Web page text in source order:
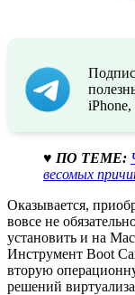
♥ ПО ТЕМЕ:
весомых
Оказывается,
вовсе не
установить и на
Инструмент Boot
вторую
решений